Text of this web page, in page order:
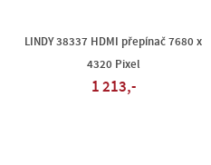
LINDY 38337 HDMI přepínač 7680 x
4320 Pixel
1 213,-